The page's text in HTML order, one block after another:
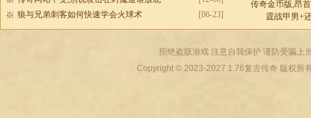
[06-23]
狼与兄弟刺客如何快速学会火球术
传奇金币版,昂
霆战甲男+
拒绝盗版游戏 注意自我保护 谨防受骗上
Copyright © 2023-2027 1.76复古传奇版权所